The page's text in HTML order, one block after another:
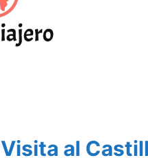
Visita al